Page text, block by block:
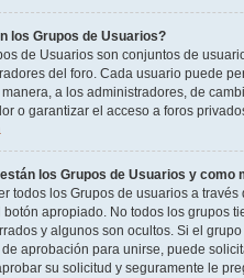
los Grupos de Usuarios?
de Usuarios son conjuntos de
del foro. Cada usuario puede
a los administradores, de
o garantizar el acceso a foros
los Grupos de Usuarios y como
todos los Grupos de usuarios a
botón apropiado. No todos los grupos
y algunos son ocultos. Si el
aprobación para unirse, puede
su solicitud y seguramente le